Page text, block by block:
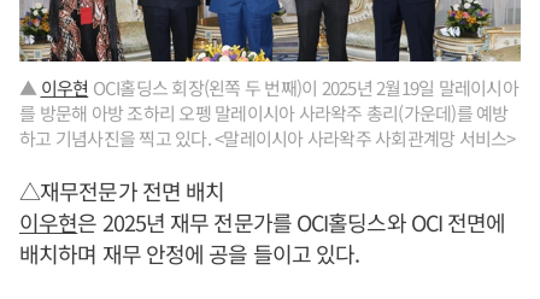
▲ 이우현 OCI홀딩스 회장(왼쪽 두 번째)이 2025년 2월19일 말레이시아
를 방문해 아방 조하리 오펭 말레이시아 사라왁주 총리(가운데)를 예방
하고 기념사진을 찍고 있다. <말레이시아 사라왁주 사회관계망 서비스>
△재무전문가 전면 배치
이우현은 2025년 재무 전문가를 OCI홀딩스와 OCI 전면에
배치하며 재무 안정에 공을 들이고 있다.